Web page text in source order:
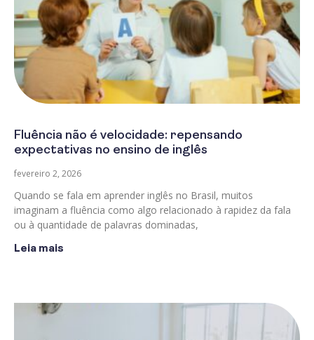
Fluência não é velocidade: repensando
expectativas no ensino de inglês
fevereiro 2, 2026
Quando se fala em aprender inglês no Brasil, muitos
imaginam a fluência como algo relacionado à rapidez da fala
ou à quantidade de palavras dominadas,
Leia mais